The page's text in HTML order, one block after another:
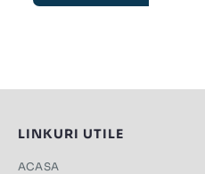
LINKURI UTILE
ACASA